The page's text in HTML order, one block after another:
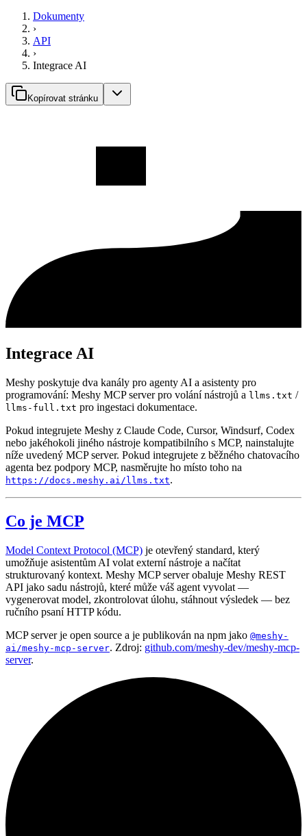
Dokumenty
›
API
›
Integrace AI
Kopírovat stránku
Integrace AI
Meshy poskytuje dva kanály pro agenty AI a asistenty pro
programování: Meshy MCP server pro volání nástrojů a llms.txt /
llms-full.txt pro ingestaci dokumentace.
Pokud integrujete Meshy z Claude Code, Cursor, Windsurf, Codex
nebo jakéhokoli jiného nástroje kompatibilního s MCP, nainstalujte
níže uvedený MCP server. Pokud integrujete z běžného chatovacího
agenta bez podpory MCP, nasměrujte ho místo toho na
https://docs.meshy.ai/llms.txt.
Co je MCP
Model Context Protocol (MCP) je otevřený standard, který
umožňuje asistentům AI volat externí nástroje a načítat
strukturovaný kontext. Meshy MCP server obaluje Meshy REST
API jako sadu nástrojů, které může váš agent vyvolat —
vygenerovat model, zkontrolovat úlohu, stáhnout výsledek — bez
ručního psaní HTTP kódu.
MCP server je open source a je publikován na npm jako @meshy-
ai/meshy-mcp-server. Zdroj: github.com/meshy-dev/meshy-mcp-
server.